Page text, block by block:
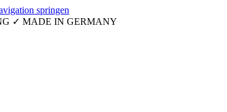
springen
✓ MADE IN GERMANY